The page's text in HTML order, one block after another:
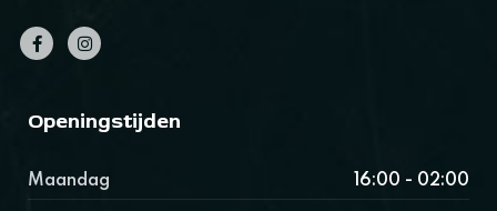
Openingstijden
Maandag 16:00 - 02:00